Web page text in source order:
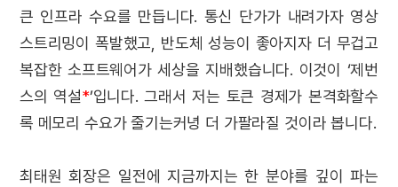
큰 인프라 수요를 만듭니다. 통신 단가가 내려가자 영상
스트리밍이 폭발했고, 반도체 성능이 좋아지자 더 무겁고
복잡한 소프트웨어가 세상을 지배했습니다. 이것이 ‘제번
스의 역설*’입니다. 그래서 저는 토큰 경제가 본격화할수
록 메모리 수요가 줄기는커녕 더 가팔라질 것이라 봅니다.
최태원 회장은 일전에 지금까지는 한 분야를 깊이 파는